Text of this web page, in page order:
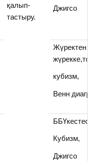
қалып-
тастыру.
Джигсо
Жүректен
кубизм,
Венн
ББҮкестесі,
Кубизм,
Джигсо